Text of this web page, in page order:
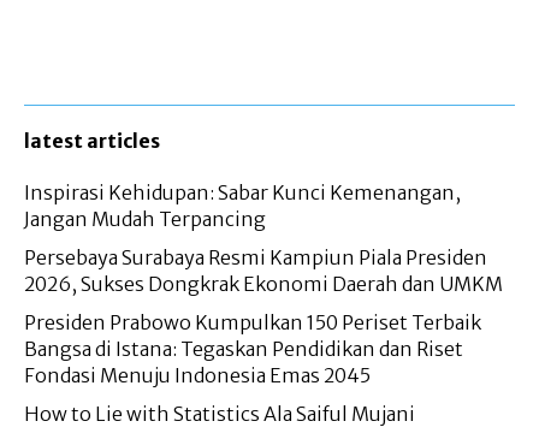
latest articles
Inspirasi Kehidupan: Sabar Kunci Kemenangan,
Jangan Mudah Terpancing
Persebaya Surabaya Resmi Kampiun Piala Presiden
2026, Sukses Dongkrak Ekonomi Daerah dan UMKM
Presiden Prabowo Kumpulkan 150 Periset Terbaik
Bangsa di Istana: Tegaskan Pendidikan dan Riset
Fondasi Menuju Indonesia Emas 2045
How to Lie with Statistics Ala Saiful Mujani